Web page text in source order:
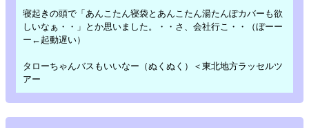
寝起きの頭で「あんこたん寝袋とあんこたん湯たんぽカバーも欲
しいなぁ・・」とか思いました。・・さ、会社行こ・・（ぼーー
ー←起動遅い）
タローちゃんバスもいいなー（ぬくぬく）＜東北地方ラッセルツ
アー